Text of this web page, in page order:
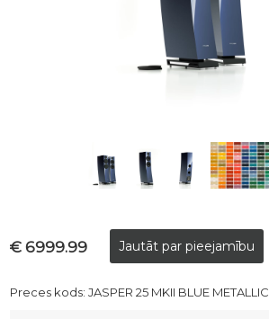
€ 6999.99
Preces kods:JASPER 25 MKII BLUE METALLIC